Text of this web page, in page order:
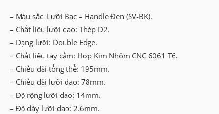
– Màu sắc: Lưỡi Bạc – Handle Đen (SV-BK).
– Chất liệu lưỡi dao: Thép D2.
– Dạng lưỡi: Double Edge.
– Chất liệu tay cầm: Hợp Kim Nhôm CNC 6061 T6.
– Chiều dài tổng thể: 195mm.
– Chiều dài lưỡi dao: 78mm.
– Độ rộng lưỡi dao: 14mm.
– Độ dày lưỡi dao: 2.6mm.